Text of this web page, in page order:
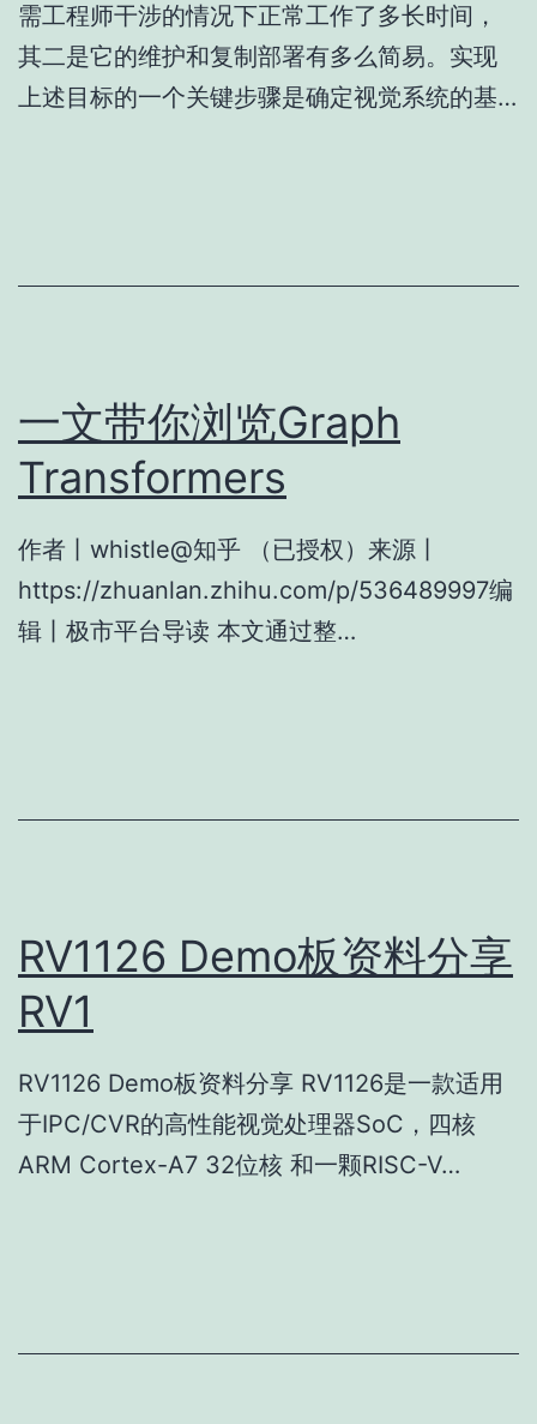
需工程师干涉的情况下正常工作了多长时间，
其二是它的维护和复制部署有多么简易。实现
上述目标的一个关键步骤是确定视觉系统的基…
一文带你浏览Graph
Transformers
作者丨whistle@知乎 （已授权）来源丨
https://zhuanlan.zhihu.com/p/536489997编
辑丨极市平台导读 本文通过整…
RV1126 Demo板资料分享
RV1
RV1126 Demo板资料分享 RV1126是一款适用
于IPC/CVR的高性能视觉处理器SoC，四核
ARM Cortex-A7 32位核 和一颗RISC-V…